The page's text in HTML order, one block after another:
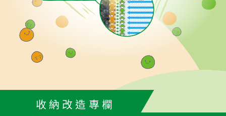
收納改造專欄